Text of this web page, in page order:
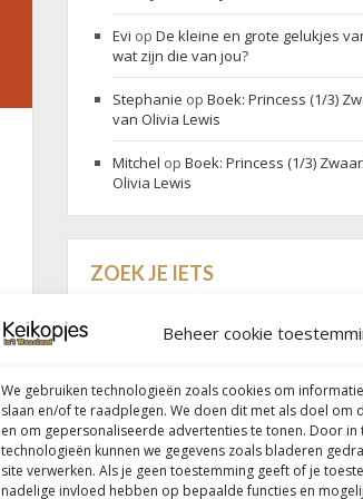
Beheer cookie
We gebruiken technologieën zoals cookies om
slaan en/of te raadplegen. We doen dit met als doel om
en om gepersonaliseerde advertenties te tonen. Door in
technologieën kunnen we gegevens zoals bladeren
site verwerken. Als je geen toestemming geeft of je
nadelige invloed hebben op bepaalde functies en
Evi opDe kleine en grote gelukjes
wat zijn die van jou?
Stephanie opBoek: Princess (1/3)
van Olivia Lewis
Mitchel opBoek: Princess (1/3)
Olivia Lewis
ZOEK JE IETS
Follow my blog with Bloglovin